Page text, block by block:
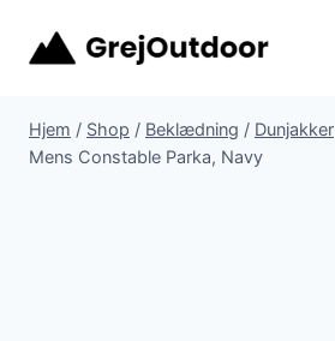
Hjem / Shop / Beklædning / Dunjakker
Mens Constable Parka, Navy